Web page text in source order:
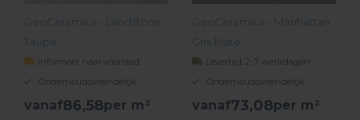
GeoCeramica - Landstone
Taupe
Informeer naar voorraad
Onderhoudsvriendelijk
vanaf86,58per m²
GeoCeramica - Manhattan
Gris Mate
Levertijd: 2-7 werkdagen
Onderhoudsvriendelijk
vanaf73,08per m²